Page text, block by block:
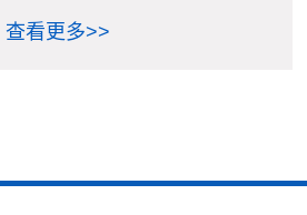
查看更多>>